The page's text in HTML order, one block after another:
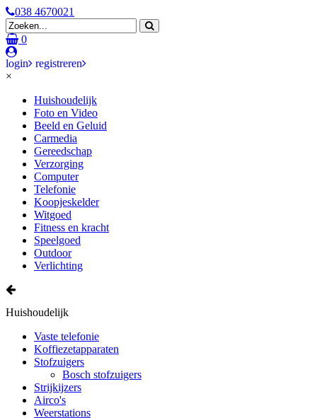
038 4670021
0
login
registreren
×
Huishoudelijk
Foto en Video
Beeld en Geluid
Carmedia
Gereedschap
Verzorging
Computer
Telefonie
Koopjeskelder
Witgoed
Fitness en kracht
Speelgoed
Outdoor
Verlichting
Huishoudelijk
Vaste telefonie
Koffiezetapparaten
Stofzuigers
Bosch stofzuigers
Strijkijzers
Airco's
Weerstations